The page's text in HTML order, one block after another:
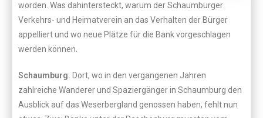
worden. Was dahintersteckt, warum der Schaumburger
Verkehrs- und Heimatverein an das Verhalten der Bürger
appelliert und wo neue Plätze für die Bank vorgeschlagen
werden können.
Schaumburg. Dort, wo in den vergangenen Jahren
zahlreiche Wanderer und Spaziergänger in Schaumburg den
Ausblick auf das Weserbergland genossen haben, fehlt nun